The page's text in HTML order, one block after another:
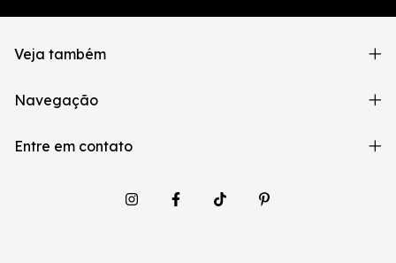
Veja também
Navegação
Entre em contato